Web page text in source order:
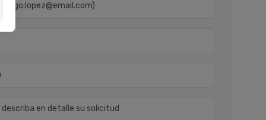
diego.lopez@email.com)
en detalle su solicitud